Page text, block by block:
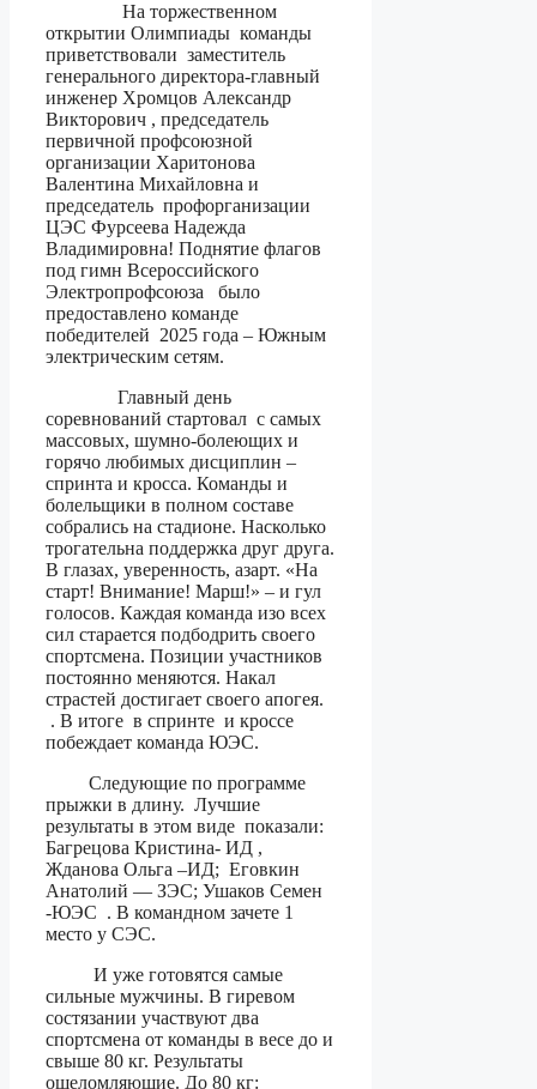
На торжественном
открытии Олимпиады команды
приветствовали заместитель
генерального директора-главный
инженер Хромцов Александр
Викторович , председатель
первичной профсоюзной
организации Харитонова
Валентина Михайловна и
председатель профорганизации
ЦЭС Фурсеева Надежда
Владимировна! Поднятие флагов
под гимн Всероссийского
Электропрофсоюза было
предоставлено команде
победителей 2025 года – Южным
электрическим сетям.
Главный день
соревнований стартовал с самых
массовых, шумно-болеющих и
горячо любимых дисциплин –
спринта и кросса. Команды и
болельщики в полном составе
собрались на стадионе. Насколько
трогательна поддержка друг друга.
В глазах, уверенность, азарт. «На
старт! Внимание! Марш!» – и гул
голосов. Каждая команда изо всех
сил старается подбодрить своего
спортсмена. Позиции участников
постоянно меняются. Накал
страстей достигает своего апогея.
. В итоге в спринте и кроссе
побеждает команда ЮЭС.
Следующие по программе
прыжки в длину. Лучшие
результаты в этом виде показали:
Багрецова Кристина- ИД ,
Жданова Ольга –ИД; Еговкин
Анатолий — ЗЭС; Ушаков Семен
-ЮЭС . В командном зачете 1
место у СЭС.
И уже готовятся самые
сильные мужчины. В гиревом
состязании участвуют два
спортсмена от команды в весе до и
свыше 80 кг. Результаты
ошеломляющие. До 80 кг: